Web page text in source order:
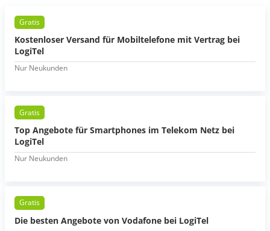
Gratis
Kostenloser Versand für Mobiltelefone mit Vertrag bei
LogiTel
Nur Neukunden
Gratis
Top Angebote für Smartphones im Telekom Netz bei
LogiTel
Nur Neukunden
Gratis
Die besten Angebote von Vodafone bei LogiTel